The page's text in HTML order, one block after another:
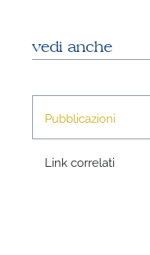
vedi anche
Pubblicazioni
Link correlati